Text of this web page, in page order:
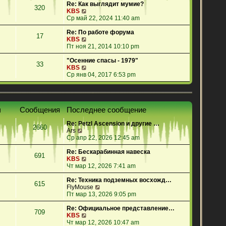
е
т
и
к
о
с
л
д
н
м
у
с
о
б
щ
е
н
ю
320
Re: Как выглядит мумие?
KBS
е
р
е
т
и
к
о
с
е
д
н
м
у
с
о
о
щ
е
н
и
ю
Ср май 22, 2024 11:40 am
17
Re: По работе форума
KBS
е
р
е
т
и
п
о
с
е
д
н
е
м
с
о
о
б
щ
е
н
ю
Пт ноя 21, 2014 10:10 pm
33
"Осенние спасы - 1979"
KBS
е
р
й
т
и
п
о
с
л
е
н
е
м
у
с
о
о
щ
Ср янв 04, 2017 6:53 pm
Сообщения Последнее сообщение
2660
Re: Petzl Ascension и другие …
Ars
П
е
р
е
й
т
и
к
п
о
с
л
е
д
Ср апр 22, 2026 12:45 am
691
Re: Бескарабинная навеска
KBS
е
р
е
й
т
и
к
о
Чт мар 12, 2026 7:41 am
615
Re: Техника подземных восхожд…
FlyMouse
е
р
е
т
Пт мар 13, 2026 9:05 pm
709
Re: Официальное представление…
KBS
е
Чт мар 12, 2026 10:47 am